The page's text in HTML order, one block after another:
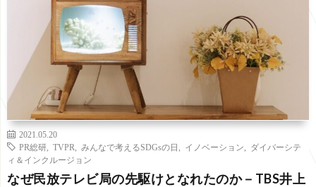
2021.05.20
PR総研
TVPR みんなで考えるSDGsの日 イノベーション
ダイバーシテ
ィ＆インクルージョン
なぜ民放テレビ局の先駆けとなれたのか－TBS井上